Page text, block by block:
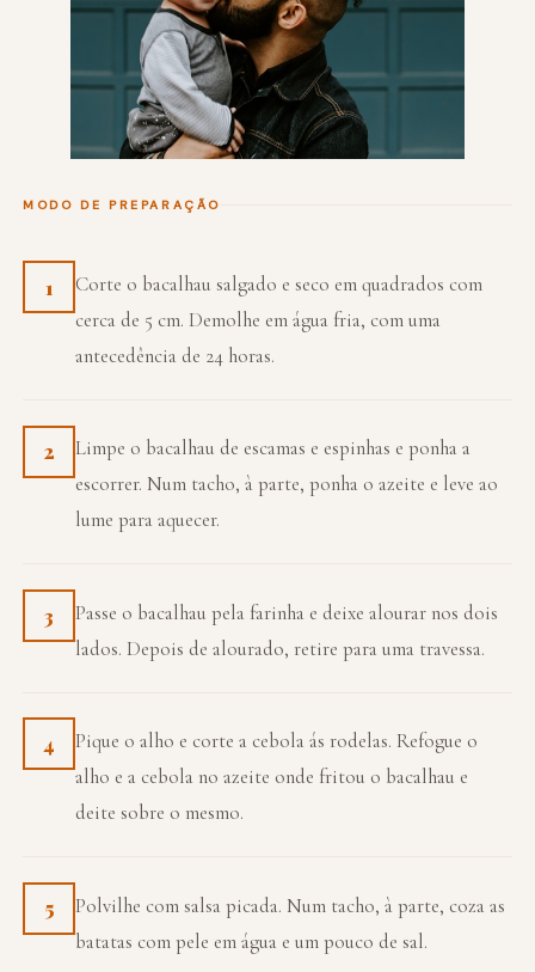
MODO DE PREPARAÇÃO
1
Corte o bacalhau salgado e seco em quadrados com
cerca de 5 cm. Demolhe em água fria, com uma
antecedência de 24 horas.
2
Limpe o bacalhau de escamas e espinhas e ponha a
escorrer. Num tacho, à parte, ponha o azeite e leve ao
lume para aquecer.
3
Passe o bacalhau pela farinha e deixe alourar nos dois
lados. Depois de alourado, retire para uma travessa.
4
Pique o alho e corte a cebola ás rodelas. Refogue o
alho e a cebola no azeite onde fritou o bacalhau e
deite sobre o mesmo.
5
Polvilhe com salsa picada. Num tacho, à parte, coza as
batatas com pele em água e um pouco de sal.